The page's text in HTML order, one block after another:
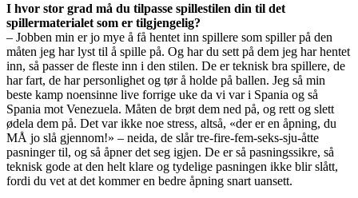
I hvor stor grad må du tilpasse spillestilen din til det
spillermaterialet som er tilgjengelig?
– Jobben min er jo mye å få hentet inn spillere som spiller på den
måten jeg har lyst til å spille på. Og har du sett på dem jeg har hentet
inn, så passer de fleste inn i den stilen. De er teknisk bra spillere, de
har fart, de har personlighet og tør å holde på ballen. Jeg så min
beste kamp noensinne live forrige uke da vi var i Spania og så
Spania mot Venezuela. Måten de brøt dem ned på, og rett og slett
ødela dem på. Det var ikke noe stress, altså, «der er en åpning, du
MÅ jo slå gjennom!» – neida, de slår tre-fire-fem-seks-sju-åtte
pasninger til, og så åpner det seg igjen. De er så pasningssikre, så
teknisk gode at den helt klare og tydelige pasningen ikke blir slått,
fordi du vet at det kommer en bedre åpning snart uansett.